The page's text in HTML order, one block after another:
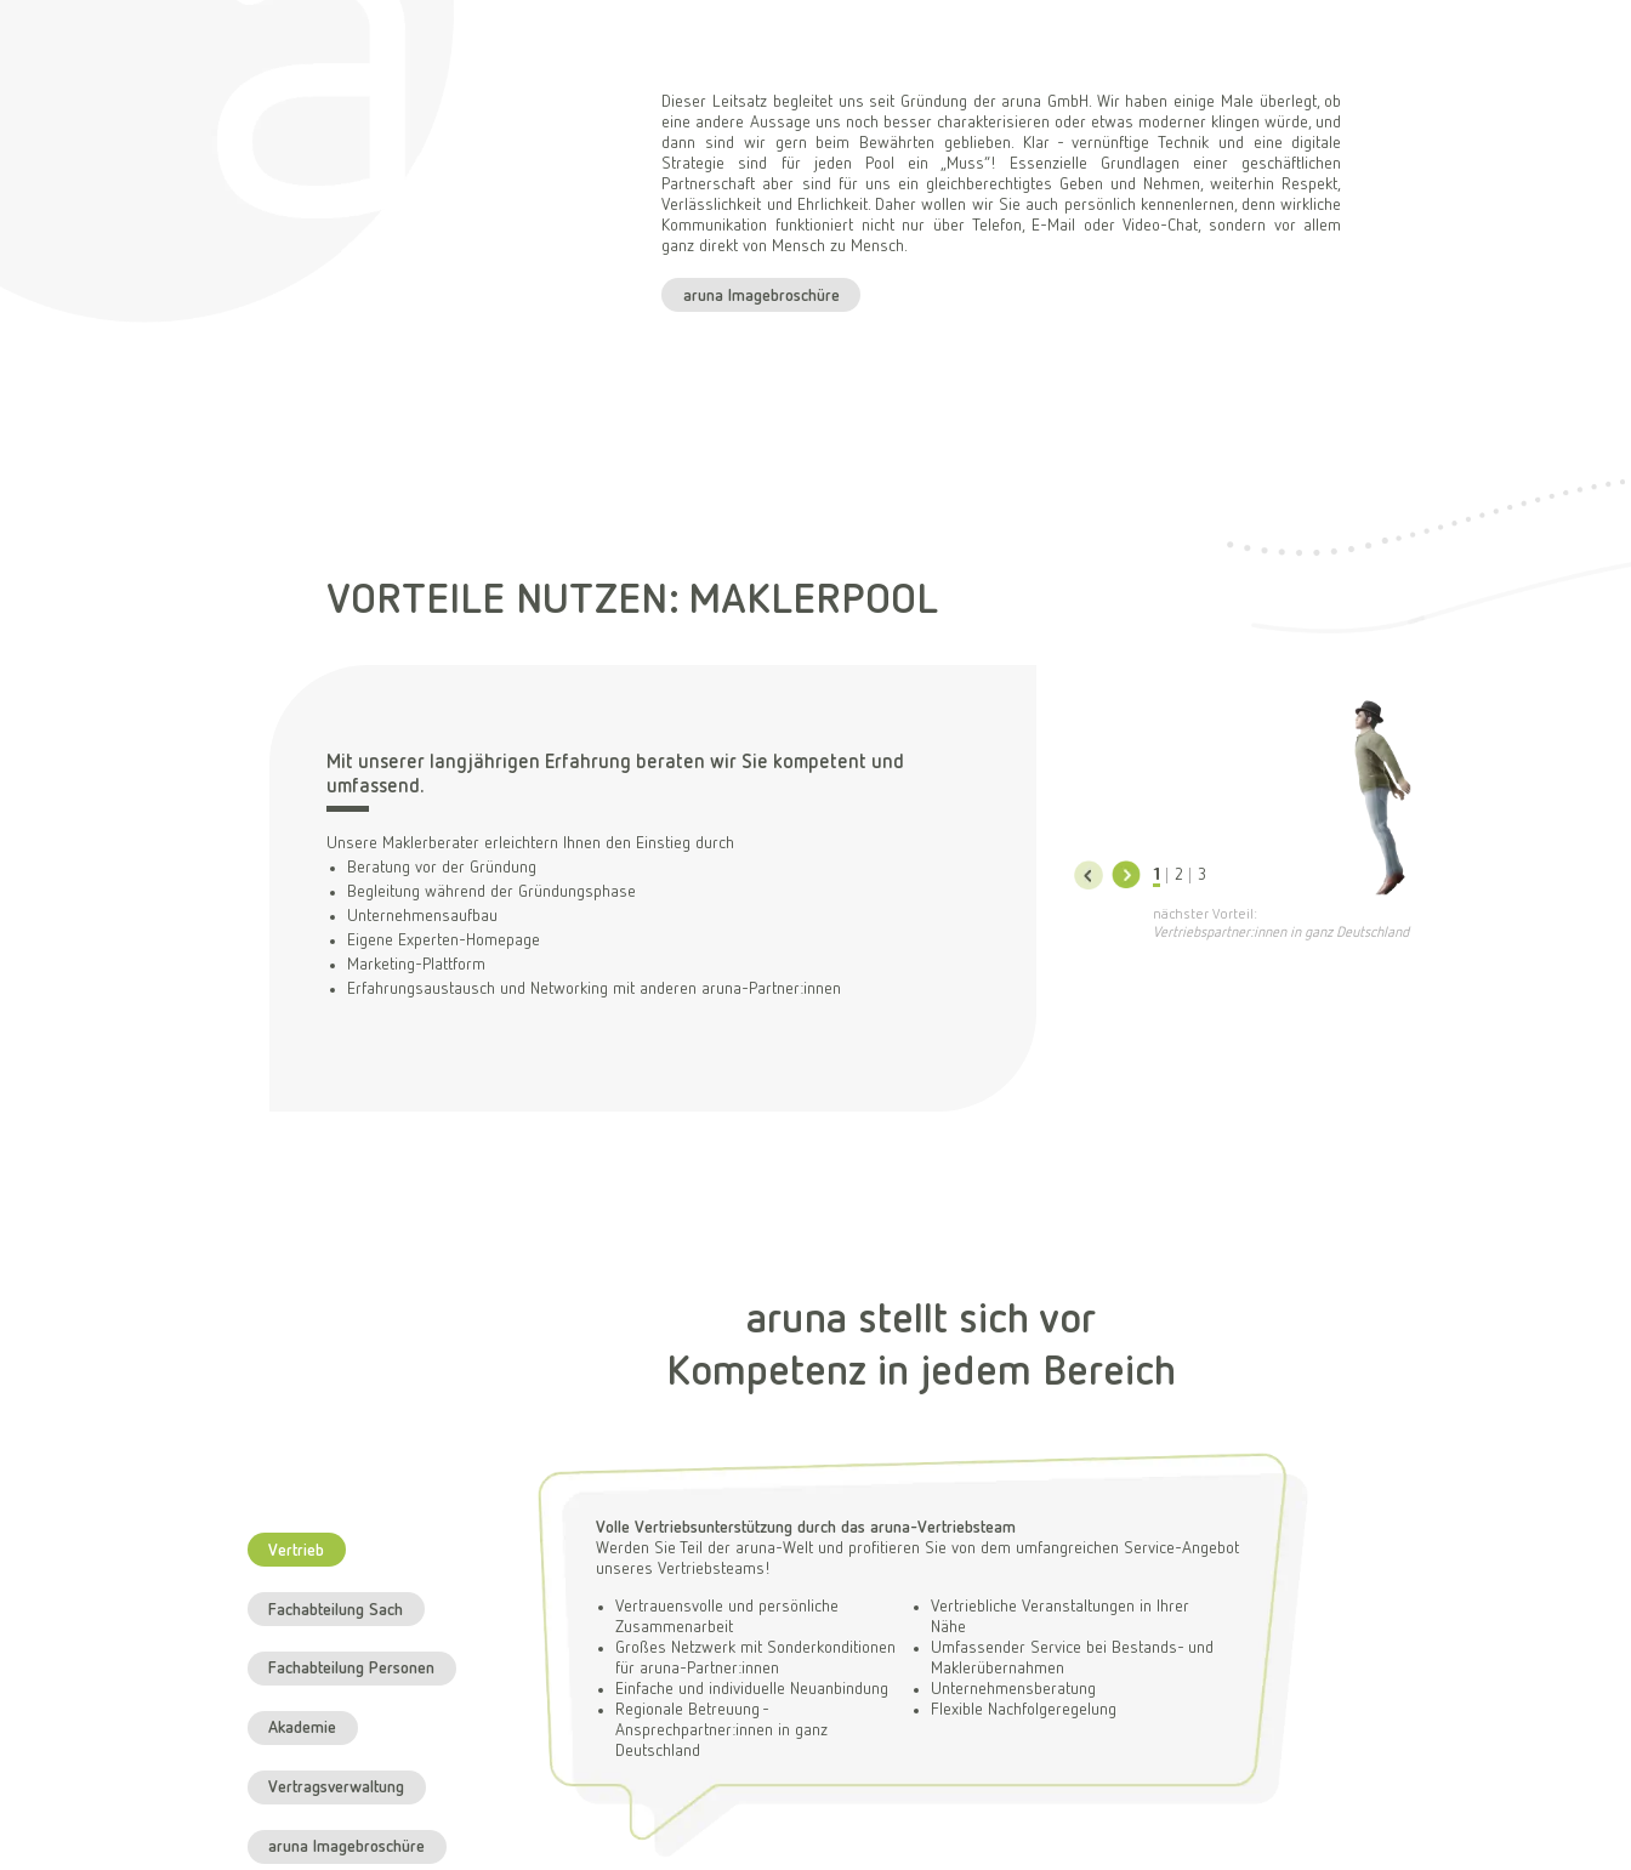
Dieser Leitsatz begleitet uns seit Gründung der aruna GmbH. Wir haben einige Male überlegt, ob
eine andere Aussage uns noch besser charakterisieren oder etwas moderner klingen würde, und
dann sind wir gern beim Bewährten geblieben. Klar - vernünftige Technik und eine digitale
Strategie sind für jeden Pool ein „Muss“! Essenzielle Grundlagen einer geschäftlichen
Partnerschaft aber sind für uns ein gleichberechtigtes Geben und Nehmen, weiterhin Respekt,
Verlässlichkeit und Ehrlichkeit. Daher wollen wir Sie auch persönlich kennenlernen, denn wirkliche
Kommunikation funktioniert nicht nur über Telefon, E-Mail oder Video-Chat, sondern vor allem
ganz direkt von Mensch zu Mensch.
aruna Imagebroschüre
VORTEILE NUTZEN: MAKLERPOOL
Mit unserer langjährigen Erfahrung beraten wir Sie kompetent und
umfassend.
Unsere Maklerberater erleichtern Ihnen den Einstieg durch
Beratung vor der Gründung
Begleitung während der Gründungsphase
Unternehmensaufbau
Eigene Experten-Homepage
Marketing-Plattform
Erfahrungsaustausch und Networking mit anderen aruna-Partner:innen
Vertriebspartner:innen in ganz Deutschland
Wir sind stolz auf unsere aktuell ca. 2.600 aktiven Vertriebspartner:innen,mit denen wir im
Jahr 2023 mit der aruna-Gruppe einen Courtageumsatz von ca. 48,8 Millionen EUR (aruna
GmbH 43,4 Mill.) erzielt haben. Wir rechnen für 2024 mit einem Jahresumsatz von über 46
Millionen bei der arunaGmbH und mit 50 Millionen insgesamt. Das Wettrennen um die
Spitzenposition im Maklerpool-Ranking überlassen wir gern anderen, denn dafür braucht es
viel Zeit, Geld und Energie, die wir lieber direkt in unseren Service und den Kontakt mit
1 2 3
nächster Vorteil:
Vertriebspartner:innen in ganz Deutschland
aruna stellt sich vor
Kompetenz in jedem Bereich
Vertrieb
Fachabteilung Sach
Fachabteilung Personen
Akademie
Vertragsverwaltung
aruna Imagebroschüre
Volle Vertriebsunterstützung durch das aruna-Vertriebsteam
Werden Sie Teil der aruna-Welt und profitieren Sie von dem umfangreichen Service-Angebot
unseres Vertriebsteams!
Vertrauensvolle und persönliche
Zusammenarbeit
Vertriebliche Veranstaltungen in Ihrer
Nähe
Großes Netzwerk mit Sonderkonditionen
für aruna-Partner:innen
Umfassender Service bei Bestands- und
Maklerübernahmen
Einfache und individuelle Neuanbindung
Unternehmensberatung
Regionale Betreuung -
Ansprechpartner:innen in ganz
Deutschland
Flexible Nachfolgeregelung